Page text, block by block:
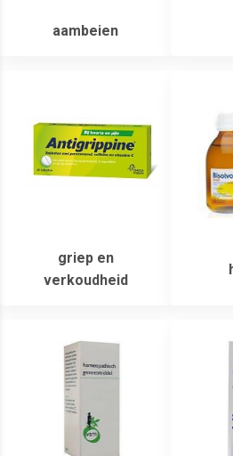
aambeien
griep en
verkoudheid